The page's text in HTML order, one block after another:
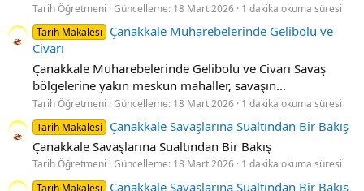
Tarih Öğretmeni Güncelleme: 18 Mart 2026 1 dakika okuma süresi
Tarih Makalesi
Çanakkale Muharebelerinde Gelibolu ve
Civarı
Çanakkale Muharebelerinde Gelibolu ve Civarı Savaş
bölgelerine yakın meskun mahaller, savaşın...
Tarih Öğretmeni Güncelleme: 18 Mart 2026 1 dakika okuma süresi
Tarih Makalesi
Çanakkale Savaşlarına Sualtından Bir Bakış
Çanakkale Savaşlarına Sualtından Bir Bakış
Tarih Öğretmeni Güncelleme: 18 Mart 2026 1 dakika okuma süresi
Tarih Makalesi
Çanakkale Savaşlarına Sualtından Bir Bakış